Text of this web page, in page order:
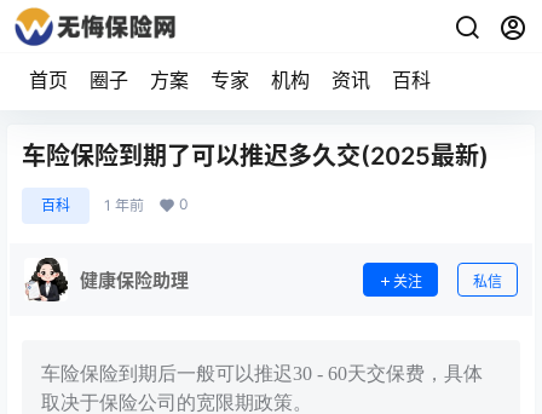
首页 圈子 方案 专家 机构 资讯 百科
车险保险到期了可以推迟多久交(2025最新)
百科 1 年前 0
健康保险助理 关注 私信
车险保险到期后一般可以推迟30 - 60天交保费，具体
取决于保险公司的宽限期政策。